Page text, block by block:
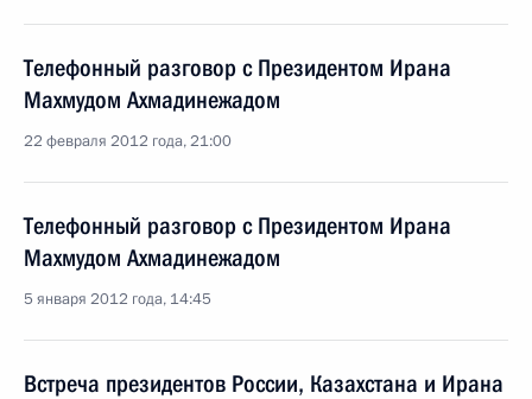
Телефонный разговор с Президентом Ирана
Махмудом Ахмадинежадом
22 февраля 2012 года, 21:00
Телефонный разговор с Президентом Ирана
Махмудом Ахмадинежадом
5 января 2012 года, 14:45
Встреча президентов России, Казахстана и Ирана